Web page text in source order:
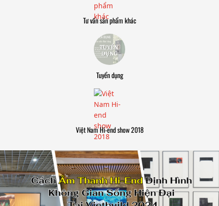
Tư vấn sản phẩm khác
Tuyển dụng
Việt Nam Hi-end show 2018